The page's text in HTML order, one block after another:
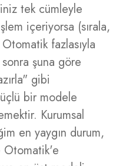
tek cümleyle
içeriyorsa (sırala,
fazlasıyla
şuna göre
gibi
bir modele
Kurumsal
en yaygın durum,
Otomatik'e